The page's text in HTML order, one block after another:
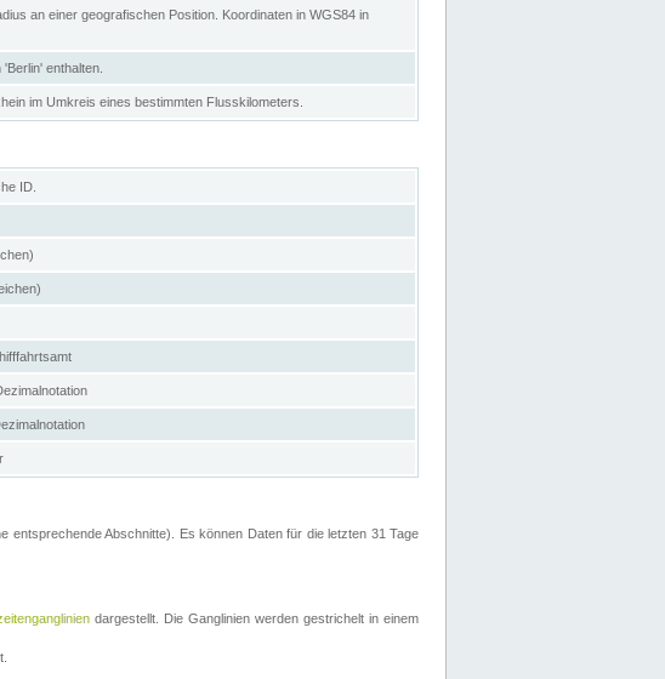
an einer geografischen Position. Koordinaten in WGS84 in
enthalten.
im Umkreis eines bestimmten Flusskilometers.
ID.
entsprechende Abschnitte). Es können Daten für die letzten 31 Tage
dargestellt. Die Ganglinien werden gestrichelt in einem